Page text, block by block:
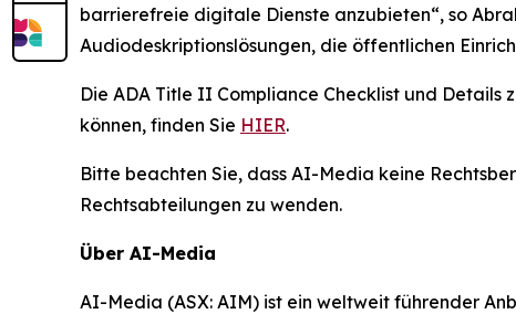
barrierefreie digitale Dienste anzubieten“, so
Audiodeskriptionslösungen, die öffentlichen
Die ADA Title II Compliance Checklist und
können, finden Sie HIER.
Bitte beachten Sie, dass AI-Media keine
Rechtsabteilungen zu wenden.
Über AI-Media
AI-Media (ASX: AIM) ist ein weltweit führender